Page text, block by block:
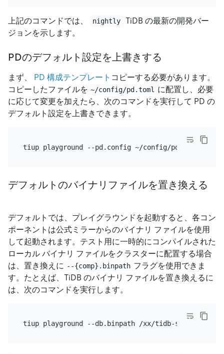
上記のコマンドでは、 nightly
TiDB の最新の開発バー
ジョンを示します。
PDのデフォルト設定を上書きする
まず、 PD 構成テンプレート コピーする必要があります。
コピーしたファイルを ~/config/pd.toml
に配置し、必要
に応じて変更を加えたら、次のコマンドを実行して PD の
デフォルト設定を上書きできます。
デフォルトのバイナリファイルを置き換える
デフォルトでは、プレイグラウンドを起動すると、各コン
ポーネントは公式ミラーからのバイナリ ファイルを使用
して起動されます。テスト用に一時的にコンパイルされた
ローカル バイナリ ファイルをクラスターに配置する場合
は、置き換えに --{comp}.binpath フラグを使用できま
す。たとえば、TiDB のバイナリ ファイルを置き換えるに
は、次のコマンドを実行します。